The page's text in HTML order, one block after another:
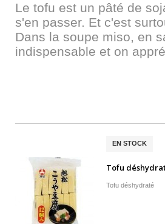
Le tofu est un pâté de
s'en passer. Et c'est
Dans la soupe miso, en
indispensable et on
EN STOCK
Tofu
Tofu déshydraté